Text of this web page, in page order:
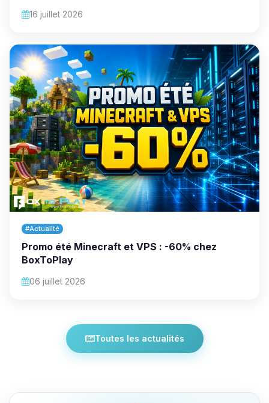
16 juillet 2026
#Actualité
Promo été Minecraft et VPS : -60% chez
BoxToPlay
06 juillet 2026
Toutes les actualités